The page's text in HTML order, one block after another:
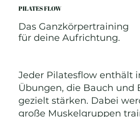
PILATES FLOW
Das Ganzkörpertraining
für deine Aufrichtung.
Jeder Pilatesflow enthält
Übungen, die Bauch und
gezielt stärken. Dabei
große Muskelgruppen